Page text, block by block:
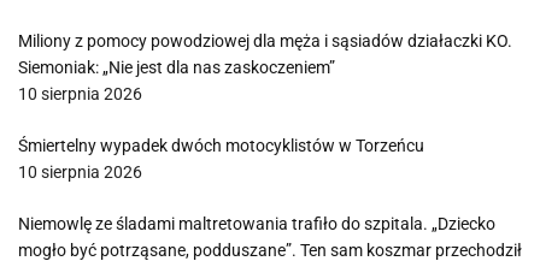
Miliony z pomocy powodziowej dla męża i sąsiadów działaczki KO.
Siemoniak: „Nie jest dla nas zaskoczeniem”
10 sierpnia 2026
Śmiertelny wypadek dwóch motocyklistów w Torzeńcu
10 sierpnia 2026
Niemowlę ze śladami maltretowania trafiło do szpitala. „Dziecko
mogło być potrząsane, podduszane”. Ten sam koszmar przechodził